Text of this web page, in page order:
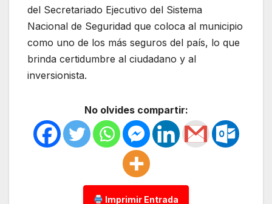
del Secretariado Ejecutivo del Sistema
Nacional de Seguridad que coloca al municipio
como uno de los más seguros del país, lo que
brinda certidumbre al ciudadano y al
inversionista.
No olvides compartir:
Imprimir Entrada